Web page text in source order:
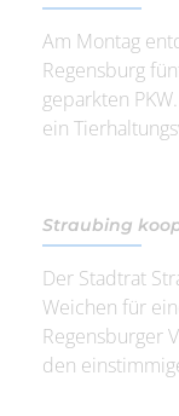
Am Montag
Regensburg
geparkten
ein
Straubing
Der Stadtrat
Weichen für
Regensburger
den